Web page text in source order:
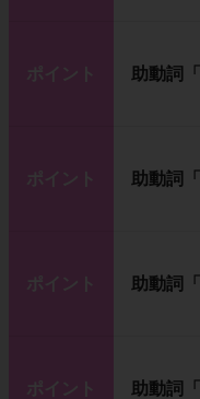
ポイント 助動詞「
ポイント 助動詞
ポイント 助動詞
ポイント 助動詞